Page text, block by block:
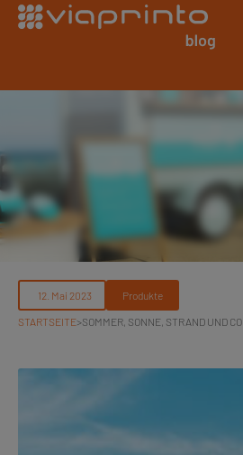
Produkte
STARTSEITE>SOMMER, SONNE, STRAND UND CO.